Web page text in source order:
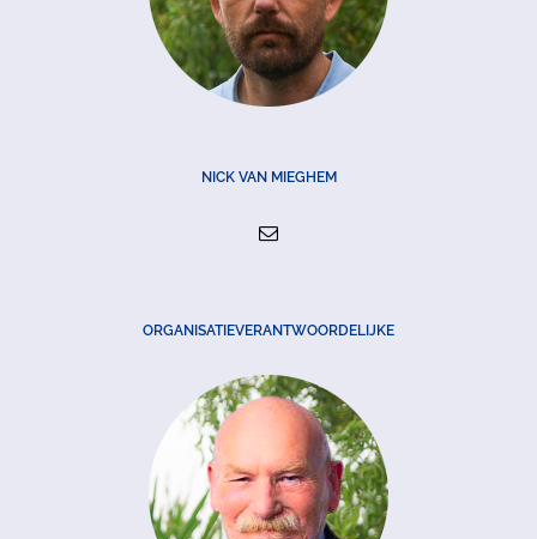
NICK VAN MIEGHEM
ORGANISATIEVERANTWOORDELIJKE